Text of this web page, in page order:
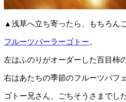
▲浅草へ立ち寄ったら、もちろん
フルーツパーラーゴトー。
左はふのりがオーダーした百目柿
右はあたちの季節のフルーツパフェ
ゴトー兄さん、ごちそうさまでし